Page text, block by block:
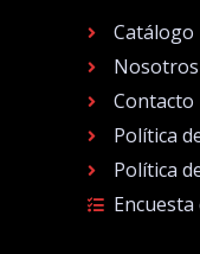
Catálogo
Nosotros
Contacto
Política
Política
Encuesta